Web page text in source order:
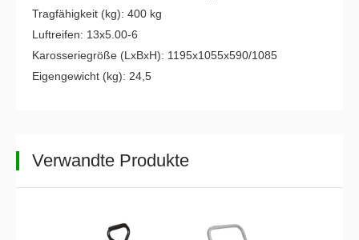
Tragfähigkeit (kg): 400 kg
Luftreifen: 13x5.00-6
Karosseriegröße (LxBxH): 1195x1055x590/1085
Eigengewicht (kg): 24,5
Verwandte Produkte